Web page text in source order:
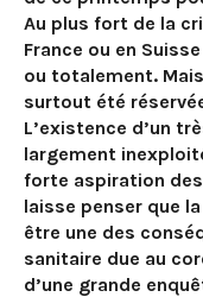
Au plus fort de la
France ou en
ou totalement.
surtout été
L’existence d’un
largement
forte aspiration
laisse penser que
être une des
sanitaire due au
d’une grande